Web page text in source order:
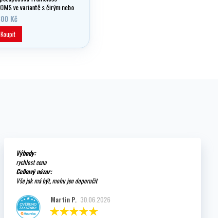
ve variantě s čirým nebo
Kč
Koupit
Výhody:
rychlost cena
Celkový názor:
Vše jak má být, mohu jen doporučit
Martin P. 30.06.2026